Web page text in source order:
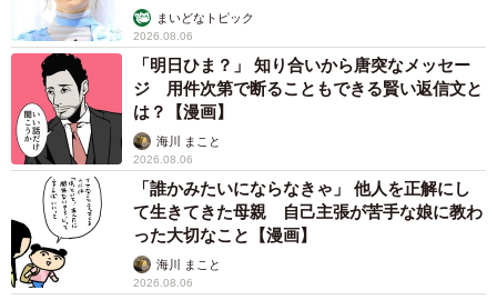
まいどなトピック
2026.08.06
「明日ひま？」 知り合いから唐突なメッセー
ジ 用件次第で断ることもできる賢い返信文と
は？【漫画】
海川 まこと
2026.08.06
「誰かみたいにならなきゃ」 他人を正解にし
て生きてきた母親 自己主張が苦手な娘に教わ
った大切なこと【漫画】
海川 まこと
2026.08.06